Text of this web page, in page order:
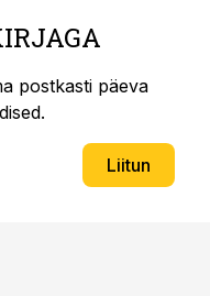
postkasti päeva
Liitun